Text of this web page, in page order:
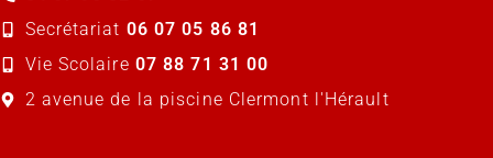
Secrétariat 06 07 05 86 81
Vie Scolaire 07 88 71 31 00
2 avenue de la piscine Clermont l'Hérault